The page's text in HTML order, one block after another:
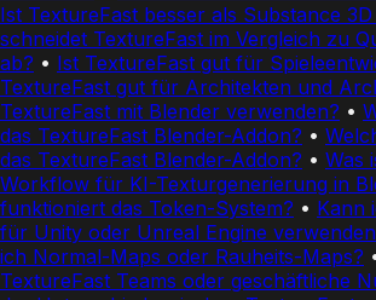
Ist TextureFast besser als Substance
schneidet TextureFast im Vergleich zu
ab? • Ist TextureFast gut für
TextureFast gut für Architekten und
TextureFast mit Blender verwenden? •
das TextureFast Blender-Addon? •
das TextureFast Blender-Addon? • Was
Workflow für KI-Texturgenerierung in
funktioniert das Token-System? • Kann
für Unity oder Unreal Engine
ich Normal-Maps oder Rauheits-Maps?
TextureFast Teams oder geschäftliche